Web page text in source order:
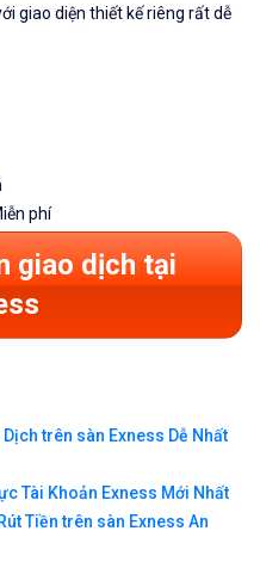
giao diện thiết kế riêng rất dễ
phí
giao dịch tại
trên sàn Exness Dễ Nhất
Tài Khoản Exness Mới Nhất
Tiền trên sàn Exness An